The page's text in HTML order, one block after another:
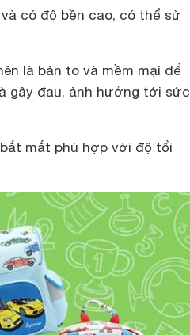
có độ bền cao, có thể sử
là bản to và mềm mại để
gây đau, ảnh hưởng tới sức
mắt phù hợp với độ tổi